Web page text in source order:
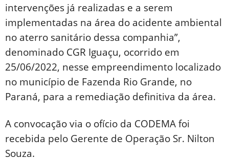
intervenções já realizadas e a serem
implementadas na área do acidente ambiental
no aterro sanitário dessa companhia”,
denominado CGR Iguaçu, ocorrido em
25/06/2022, nesse empreendimento localizado
no município de Fazenda Rio Grande, no
Paraná, para a remediação definitiva da área.
A convocação via o ofício da CODEMA foi
recebida pelo Gerente de Operação Sr. Nilton
Souza.